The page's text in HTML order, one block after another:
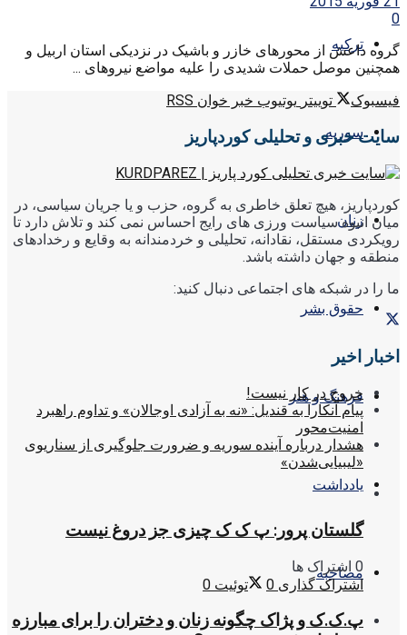
ترکیه
سوریه
زنان
حقوق بشر
فرهنگ و هنر
یادداشت
مصاحبه
0
گروه داعش از محو‌رهای خازر و باشیک در نزدیکی استان اربیل و
همچنین موصل حملات شدیدی را علیە مواضع نیروهای ...
فیسبوک
توییتر یوتیوب خبر خوان RSS
سایت خبری و تحلیلی کوردپاریز
کوردپاریز، هیچ تعلق خاطری به گروه، حزب و یا جریان سیاسی، در
میان انبوه سیاست ورزی های رایج احساس نمی کند و تلاش دارد تا
رویکردی مستقل، نقادانه، تحلیلی و خردمندانه به وقایع و رخدادهای
منطقه و جهان داشته باشد.
ما را در شبکه های اجتماعی دنبال کنید:
اخبار اخیر
خروج در کار نیست!
پیام آنکارا به قندیل: «نه به آزادی اوجالان» و تداوم راهبرد
امنیت‌محور
هشدار درباره آینده سوریه و ضرورت جلوگیری از سناریوی
«لیبیایی‌شدن»
گلستان پرور: پ ک ک چیزی جز دروغ نیست
0 اشتراک ها
اشتراک گذاری 0 توئیت 0
پ.ک.ک و پژاک چگونه زنان و دختران را برای مبارزه